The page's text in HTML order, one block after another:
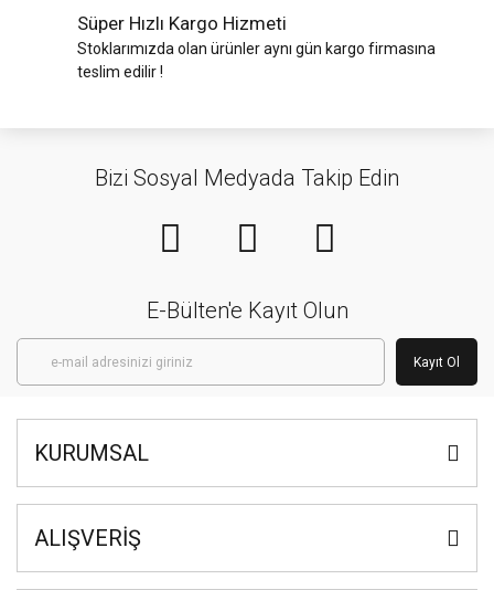
Süper Hızlı Kargo Hizmeti
Stoklarımızda olan ürünler aynı gün kargo firmasına
teslim edilir !
Bizi Sosyal Medyada Takip Edin
E-Bülten'e Kayıt Olun
Kayıt Ol
KURUMSAL
ALIŞVERİŞ